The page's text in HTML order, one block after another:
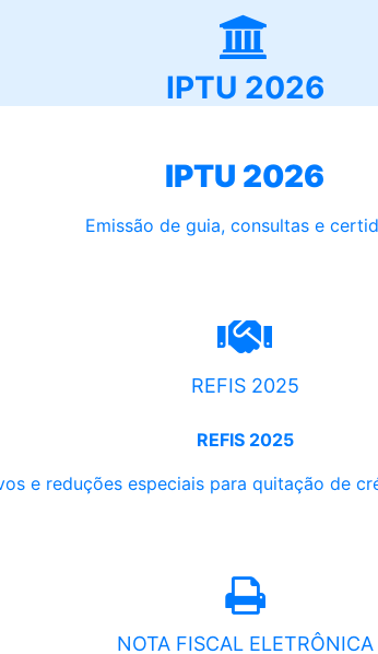
IPTU 2026
IPTU 2026
Emissão de guia, consultas e
REFIS 2025
REFIS 2025
e reduções especiais para quitação de
NOTA FISCAL ELETRÔNICA